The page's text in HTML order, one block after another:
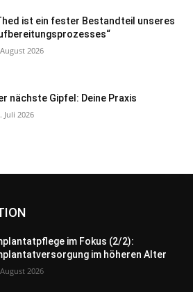
ist ein fester Bestandteil unseres
2026
nächste Gipfel: Deine Praxis
Juli 2026
im Fokus (2/2):
im höheren Alter
2026